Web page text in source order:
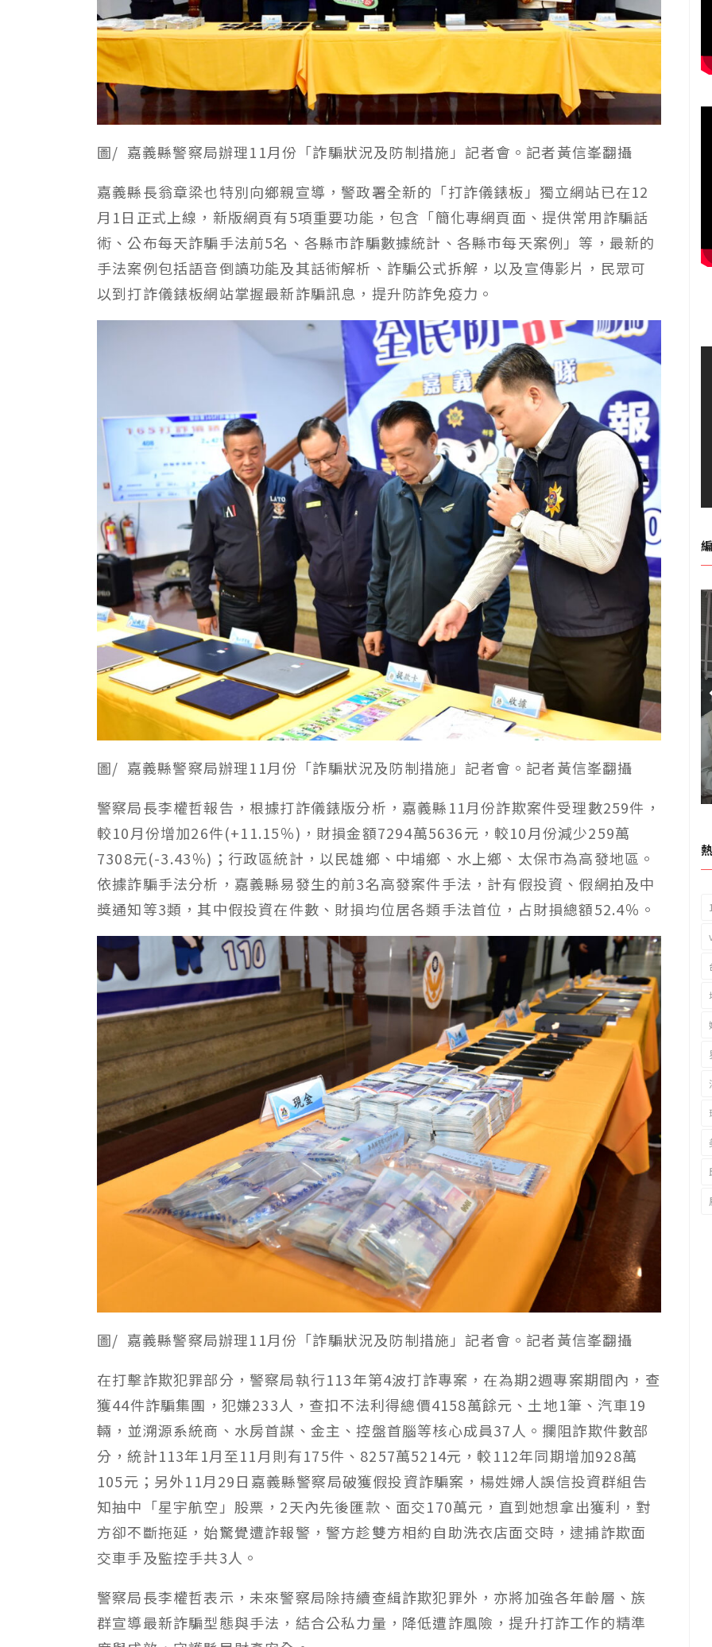
圖/ 嘉義縣警察局辦理11月份「詐騙狀況及防制措施」記者會。記者黃信峯翻攝
嘉義縣長翁章梁也特別向鄉親宣導，警政署全新的「打詐儀錶板」獨立網站已在12
月1日正式上線，新版網頁有5項重要功能，包含「簡化專網頁面、提供常用詐騙話
術、公布每天詐騙手法前5名、各縣市詐騙數據統計、各縣市每天案例」等，最新的
手法案例包括語音倒讀功能及其話術解析、詐騙公式拆解，以及宣傳影片，民眾可
以到打詐儀錶板網站掌握最新詐騙訊息，提升防詐免疫力。
圖/ 嘉義縣警察局辦理11月份「詐騙狀況及防制措施」記者會。記者黃信峯翻攝
警察局長李權哲報告，根據打詐儀錶版分析，嘉義縣11月份詐欺案件受理數259件，
較10月份增加26件(+11.15％)，財損金額7294萬5636元，較10月份減少259萬
7308元(-3.43％)；行政區統計，以民雄鄉、中埔鄉、水上鄉、太保市為高發地區。
依據詐騙手法分析，嘉義縣易發生的前3名高發案件手法，計有假投資、假網拍及中
獎通知等3類，其中假投資在件數、財損均位居各類手法首位，占財損總額52.4％。
圖/ 嘉義縣警察局辦理11月份「詐騙狀況及防制措施」記者會。記者黃信峯翻攝
在打擊詐欺犯罪部分，警察局執行113年第4波打詐專案，在為期2週專案期間內，查
獲44件詐騙集團，犯嫌233人，查扣不法利得總價4158萬餘元、土地1筆、汽車19
輛，並溯源系統商、水房首謀、金主、控盤首腦等核心成員37人。攔阻詐欺件數部
分，統計113年1月至11月則有175件、8257萬5214元，較112年同期增加928萬
105元；另外11月29日嘉義縣警察局破獲假投資詐騙案，楊姓婦人誤信投資群組告
知抽中「星宇航空」股票，2天內先後匯款、面交170萬元，直到她想拿出獲利，對
方卻不斷拖延，始驚覺遭詐報警，警方趁雙方相約自助洗衣店面交時，逮捕詐欺面
交車手及監控手共3人。
警察局長李權哲表示，未來警察局除持續查緝詐欺犯罪外，亦將加強各年齡層、族
群宣導最新詐騙型態與手法，結合公私力量，降低遭詐風險，提升打詐工作的精準